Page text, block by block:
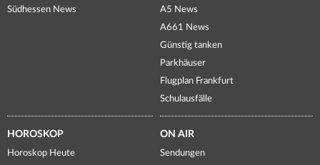
Südhessen News
A5 News
A661 News
Günstig tanken
Parkhäuser
Flugplan Frankfurt
Schulausfälle
HOROSKOP
Horoskop Heute
ON AIR
Sendungen